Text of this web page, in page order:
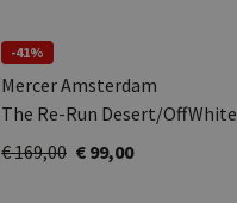
-41%
Mercer Amsterdam
The Re-Run Desert/OffWhite
€ 169,00 € 99,00